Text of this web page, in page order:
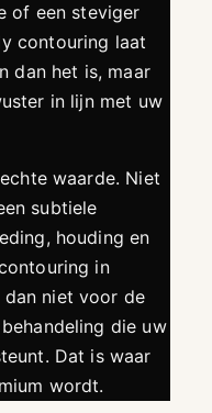
of een steviger
contouring laat
dan het is, maar
in lijn met uw
waarde. Niet
subtiele
houding en
in
niet voor de
die uw
Dat is waar
wordt.